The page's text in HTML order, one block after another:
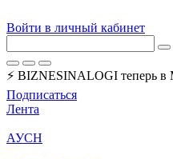
Войти в личный кабинет
⚡ BIZNESINALOGI теперь
Подписаться
Лента
АУСН